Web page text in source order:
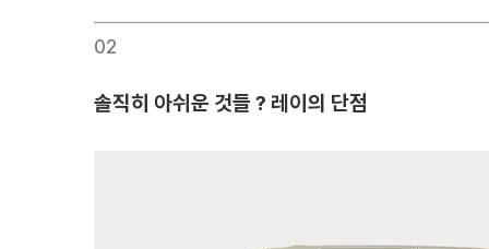
02
솔직히 아쉬운 것들 ? 레이의 단점